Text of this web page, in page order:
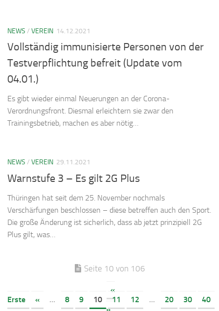
NEWS / VEREIN 14.12.2021
Vollständig immunisierte Personen von der
Testverpflichtung befreit (Update vom
04.01.)
Es gibt wieder einmal Neuerungen an der Corona-
Verordnungsfront. Diesmal erleichtern sie zwar den
Trainingsbetrieb, machen es aber nötig…
NEWS / VEREIN 29.11.2021
Warnstufe 3 – Es gilt 2G Plus
Thüringen hat seit dem 25. November nochmals
Verschärfungen beschlossen – diese betreffen auch den Sport.
Die große Änderung ist sicherlich, dass ab jetzt prinzipiell 2G
Plus gilt, was…
Seite 10 von 106
«
Erste
« ... 8 9 10 11 12 ... 20 30
40
»